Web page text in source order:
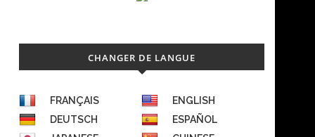
CHANGER DE LANGUE
FRANÇAIS
ENGLISH
DEUTSCH
ESPAÑOL